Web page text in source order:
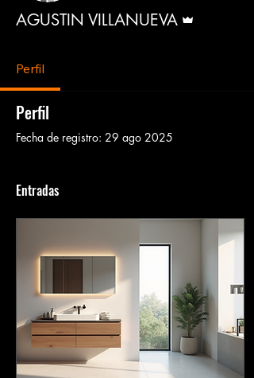
AGUSTIN VILLANUEVA
Perfil
Perfil
Fecha de registro: 29 ago 2025
Entradas